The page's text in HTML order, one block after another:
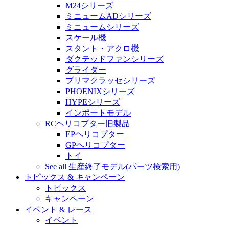
M24シリーズ
ミニュームADシリーズ
ミニュームシリーズ
スケール機
スタント・アクロ機
ダクテッドファンシリーズ
グライダー
プリマクラッセシリーズ
PHOENIXシリーズ
HYPEシリーズ
インポートモデル
RCヘリコプター旧製品
EPヘリコプター
GPヘリコプター
トイ
See all 生産終了モデル(パーツ検索用)
トピックス & キャンペーン
トピックス
キャンペーン
イベント & レース
イベント